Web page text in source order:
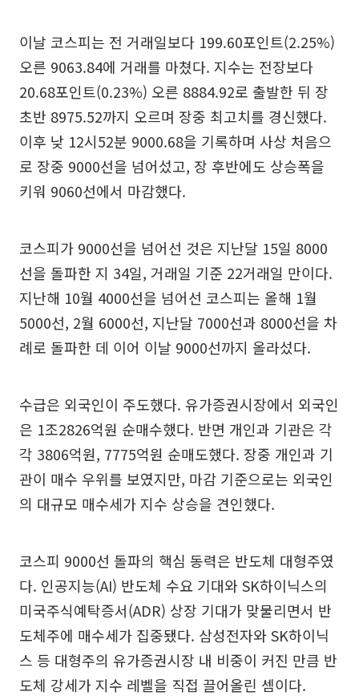
이날 코스피는 전 거래일보다 199.60포인트(2.25%)
오른 9063.84에 거래를 마쳤다. 지수는 전장보다
20.68포인트(0.23%) 오른 8884.92로 출발한 뒤 장
초반 8975.52까지 오르며 장중 최고치를 경신했다.
이후 낮 12시52분 9000.68을 기록하며 사상 처음으
로 장중 9000선을 넘어섰고, 장 후반에도 상승폭을
키워 9060선에서 마감했다.
코스피가 9000선을 넘어선 것은 지난달 15일 8000
선을 돌파한 지 34일, 거래일 기준 22거래일 만이다.
지난해 10월 4000선을 넘어선 코스피는 올해 1월
5000선, 2월 6000선, 지난달 7000선과 8000선을 차
례로 돌파한 데 이어 이날 9000선까지 올라섰다.
수급은 외국인이 주도했다. 유가증권시장에서 외국인
은 1조2826억원 순매수했다. 반면 개인과 기관은 각
각 3806억원, 7775억원 순매도했다. 장중 개인과 기
관이 매수 우위를 보였지만, 마감 기준으로는 외국인
의 대규모 매수세가 지수 상승을 견인했다.
코스피 9000선 돌파의 핵심 동력은 반도체 대형주였
다. 인공지능(AI) 반도체 수요 기대와 SK하이닉스의
미국주식예탁증서(ADR) 상장 기대가 맞물리면서 반
도체주에 매수세가 집중됐다. 삼성전자와 SK하이닉
스 등 대형주의 유가증권시장 내 비중이 커진 만큼 반
도체 강세가 지수 레벨을 직접 끌어올린 셈이다.